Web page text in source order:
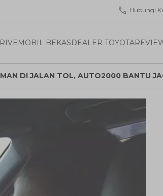
Hubungi
MOBIL BEKASDEALER TOYOTA
DI JALAN TOL, AUTO2000 BANTU